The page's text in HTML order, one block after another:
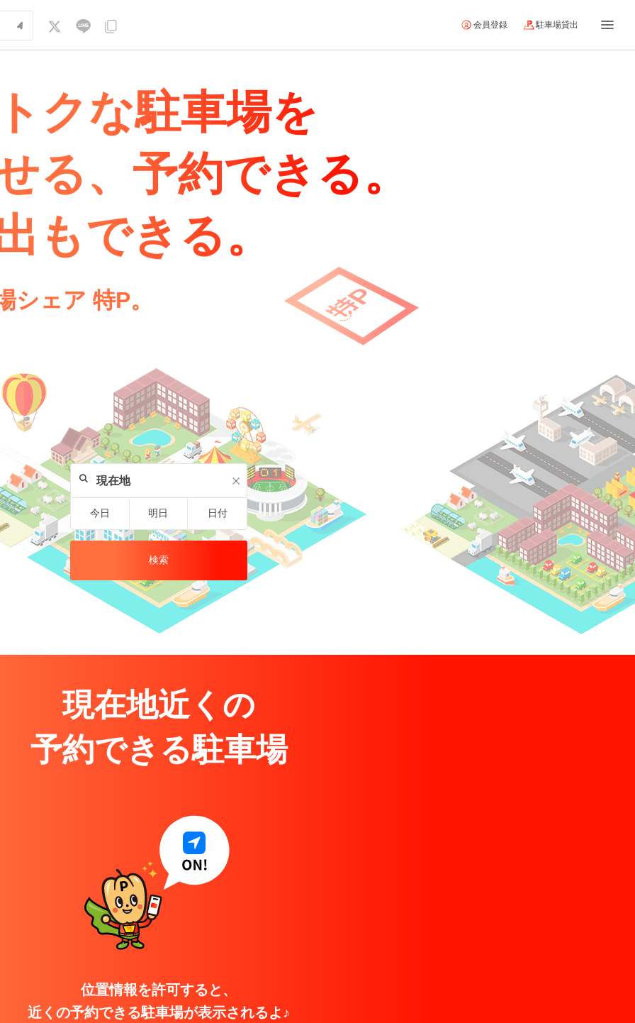
会員登録 駐車場貸出
クな駐車場を
る、予約できる。
もできる。
シェア 特P。
今日 明日 日付
検索
現在地近くの
予約できる駐車場
位置情報を許可すると、
近くの予約できる駐車場が表示されるよ♪